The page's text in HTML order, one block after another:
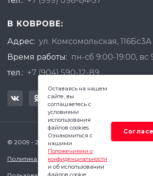
В КОВРОВЕ:
Адрес: ул. Комсомольская, 116Бс3А
Время работы: пн-сб 9:00-19:00, вс
тел.: +7 (904) 590-12-89
© 2009 - 2026 Квадратный Метр - Ковров
Политика конфиденциальности
Оставаясь на нашем
сайте, вы
соглашаетесь с
условиями
использования
файлов cookies.
Ознакомиться с
нашими
Положениями о
конфиденциальности
и об использовании
файлов cookie.